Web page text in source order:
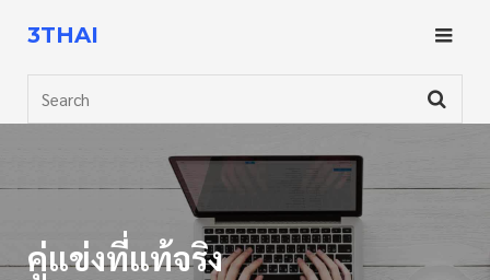
content
3THAI
คู่แข่งที่แท้จริง